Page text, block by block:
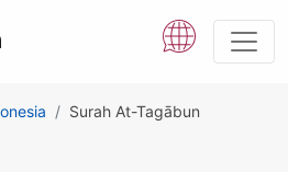
Surah At-Tagābun